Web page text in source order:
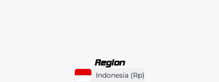
Region
Indonesia (Rp)